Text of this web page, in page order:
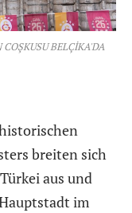
BELÇİKA'DA
breiten sich
aus und
im